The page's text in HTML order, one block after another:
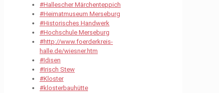
#Hallescher Märchenteppich
#Heimatmuseum Merseburg
#Historisches Handwerk
#Hochschule Merseburg
#http://www.foerderkreis-
halle.de/wiesner.htm
#Idisen
#Irisch Stew
#Kloster
#klosterbauhütte